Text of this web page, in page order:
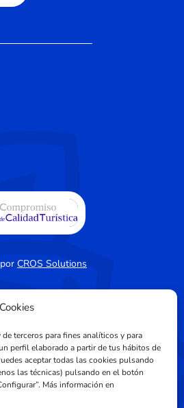
terceros para fines analíticos y para
perfil elaborado a partir de tus hábitos de
aceptar todas las cookies pulsando
las técnicas) pulsando en el botón
Más información en
CROS Solutions